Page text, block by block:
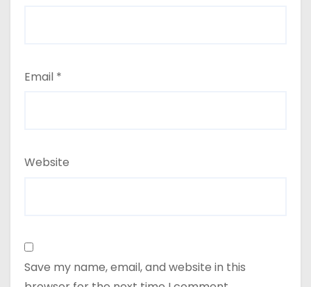
Email *
Website
Save my name, email, and website in this